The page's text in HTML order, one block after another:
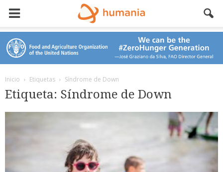
Inicio Etiquetas Síndrome de Down
Etiqueta: Síndrome de Down